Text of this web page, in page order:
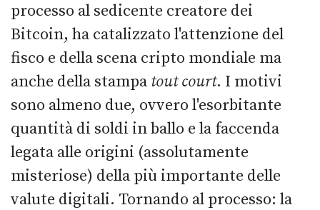
processo al sedicente creatore dei
Bitcoin, ha catalizzato l'attenzione del
fisco e della scena cripto mondiale ma
anche della stampa tout court. I motivi
sono almeno due, ovvero l'esorbitante
quantità di soldi in ballo e la faccenda
legata alle origini (assolutamente
misteriose) della più importante delle
valute digitali. Tornando al processo: la